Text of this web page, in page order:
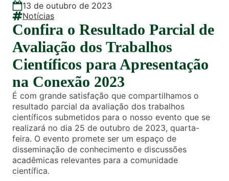
13 de outubro de 2023
Notícias
Confira o Resultado Parcial de
Avaliação dos Trabalhos
Científicos para Apresentação
na Conexão 2023
É com grande satisfação que compartilhamos o
resultado parcial da avaliação dos trabalhos
científicos submetidos para o nosso evento que se
realizará no dia 25 de outubro de 2023, quarta-
feira. O evento promete ser um espaço de
disseminação de conhecimento e discussões
acadêmicas relevantes para a comunidade
científica.